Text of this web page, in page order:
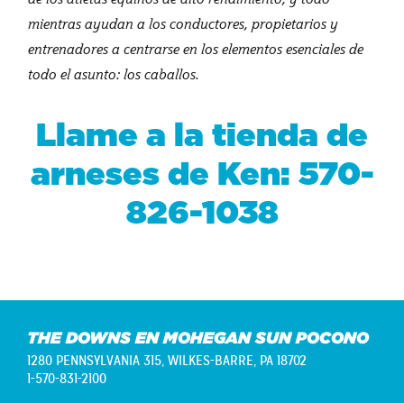
mientras ayudan a los conductores, propietarios y
entrenadores a centrarse en los elementos esenciales de
todo el asunto: los caballos.
Llame a la tienda de
arneses de Ken: 570-
826-1038
THE DOWNS EN MOHEGAN SUN POCONO
1280 PENNSYLVANIA 315, WILKES-BARRE, PA 18702
1-570-831-2100